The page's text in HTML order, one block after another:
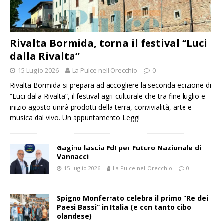
Rivalta Bormida, torna il festival “Luci
dalla Rivalta”
15 Luglio 2026 La Pulce nell'Orecchio 0
Rivalta Bormida si prepara ad accogliere la seconda edizione di
“Luci dalla Rivalta”, il festival agri-culturale che tra fine luglio e
inizio agosto unirà prodotti della terra, convivialità, arte e
musica dal vivo. Un appuntamento Leggi
Gagino lascia FdI per Futuro Nazionale di
Vannacci
15 Luglio 2026 La Pulce nell'Orecchio 0
Spigno Monferrato celebra il primo “Re dei
Paesi Bassi” in Italia (e con tanto cibo
olandese)